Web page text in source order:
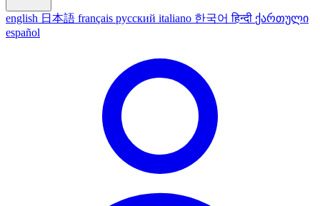
english 日本語 français русский italiano 한국어हिन्दी ქართული
español